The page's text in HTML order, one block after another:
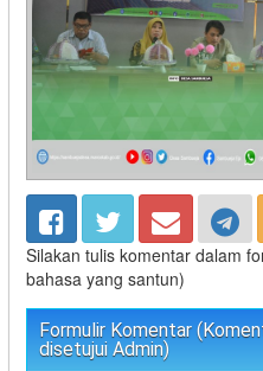
Silakan tulis komentar dalam
bahasa yang santun)
Formulir Komentar
disetujui Admin)